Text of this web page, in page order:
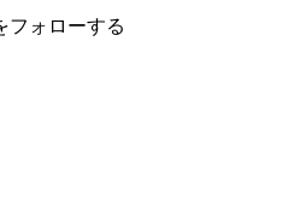
フォローする